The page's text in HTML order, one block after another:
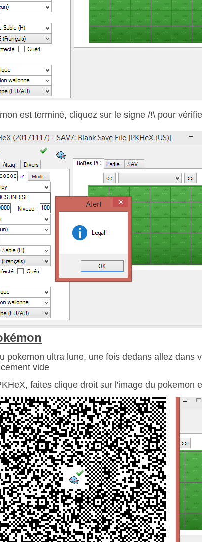
est terminé, cliquez sur le signe /!\ pour
pokemon ultra lune, une fois dedans allez dans
vide
faites clique droit sur l'image du pokemon